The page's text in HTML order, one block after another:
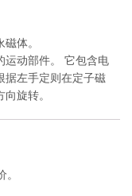
体。
动部件。 它包含电
据左手定则在定子磁
旋转。